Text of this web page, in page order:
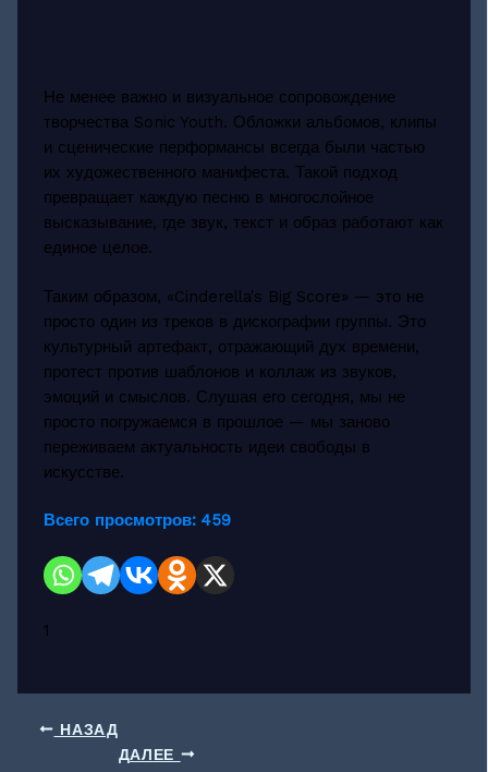
Не менее важно и визуальное сопровождение
творчества Sonic Youth. Обложки альбомов, клипы
и сценические перформансы всегда были частью
их художественного манифеста. Такой подход
превращает каждую песню в многослойное
высказывание, где звук, текст и образ работают как
единое целое.
Таким образом, «Cinderella's Big Score» — это не
просто один из треков в дискографии группы. Это
культурный артефакт, отражающий дух времени,
протест против шаблонов и коллаж из звуков,
эмоций и смыслов. Слушая его сегодня, мы не
просто погружаемся в прошлое — мы заново
переживаем актуальность идеи свободы в
искусстве.
Всего просмотров: 459
1
НАЗАД
ДАЛЕЕ